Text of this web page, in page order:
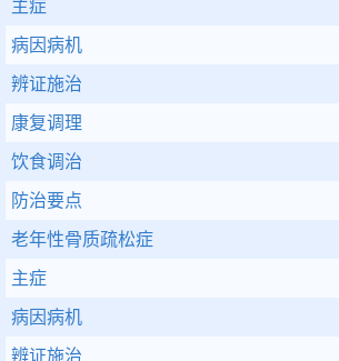
主症
病因病机
辨证施治
康复调理
饮食调治
防治要点
老年性骨质疏松症
主症
病因病机
辨证施治